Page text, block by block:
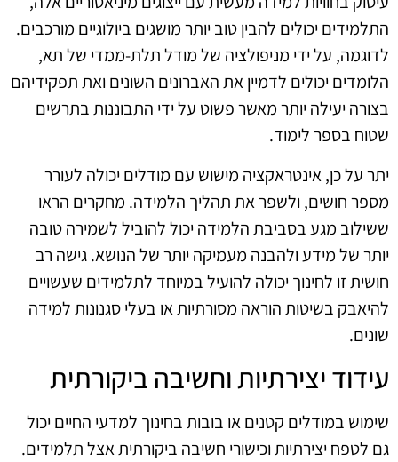
התלמידים יכולים להבין טוב יותר מושגים ביולוגיים מורכבים.
לדוגמה, על ידי מניפולציה של מודל תלת-ממדי של תא,
הלומדים יכולים לדמיין את האברונים השונים ואת תפקידיהם
בצורה יעילה יותר מאשר פשוט על ידי התבוננות בתרשים
שטוח בספר לימוד.
יתר על כן, אינטראקציה מישוש עם מודלים יכולה לעורר
מספר חושים, ולשפר את תהליך הלמידה. מחקרים הראו
ששילוב מגע בסביבת הלמידה יכול להוביל לשמירה טובה
יותר של מידע ולהבנה מעמיקה יותר של הנושא. גישה רב
חושית זו לחינוך יכולה להועיל במיוחד לתלמידים שעשויים
להיאבק בשיטות הוראה מסורתיות או בעלי סגנונות למידה
שונים.
עידוד יצירתיות וחשיבה ביקורתית
שימוש במודלים קטנים או בובות בחינוך למדעי החיים יכול
גם לטפח יצירתיות וכישורי חשיבה ביקורתית אצל תלמידים.